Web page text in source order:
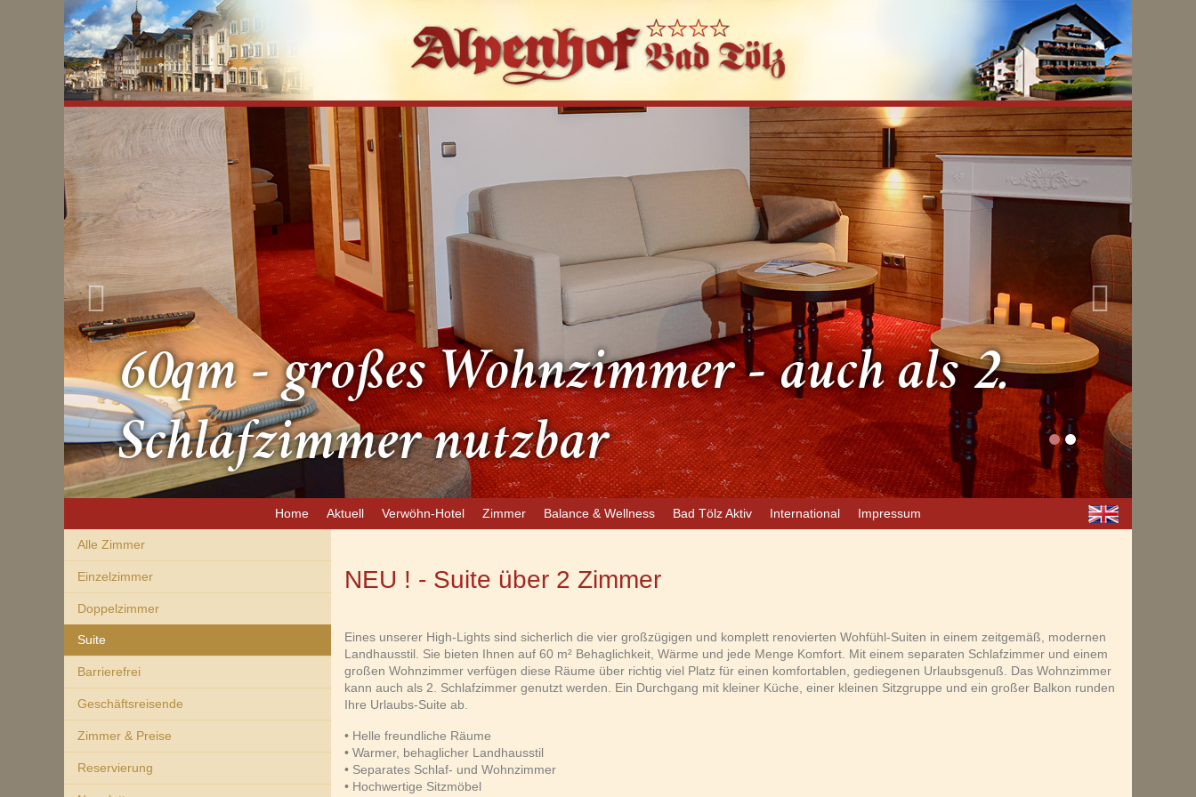
60qm - großes Wohnzimmer - auch als 2.
Schlafzimmer nutzbar
Home Aktuell Verwöhn-Hotel Zimmer Balance & Wellness Bad Tölz Aktiv International Impressum
Alle Zimmer
Einzelzimmer
Doppelzimmer
Suite
Barrierefrei
Geschäftsreisende
Zimmer & Preise
Reservierung
NEU ! - Suite über 2 Zimmer
Eines unserer High-Lights sind sicherlich die vier großzügigen und komplett renovierten Wohfühl-Suiten in einem zeitgemäß, modernen
Landhausstil. Sie bieten Ihnen auf 60 m² Behaglichkeit, Wärme und jede Menge Komfort. Mit einem separaten Schlafzimmer und einem
großen Wohnzimmer verfügen diese Räume über richtig viel Platz für einen komfortablen, gediegenen Urlaubsgenuß. Das Wohnzimmer
kann auch als 2. Schlafzimmer genutzt werden. Ein Durchgang mit kleiner Küche, einer kleinen Sitzgruppe und ein großer Balkon runden
Ihre Urlaubs-Suite ab.
• Helle freundliche Räume
• Warmer, behaglicher Landhausstil
• Separates Schlaf- und Wohnzimmer
• Hochwertige Sitzmöbel